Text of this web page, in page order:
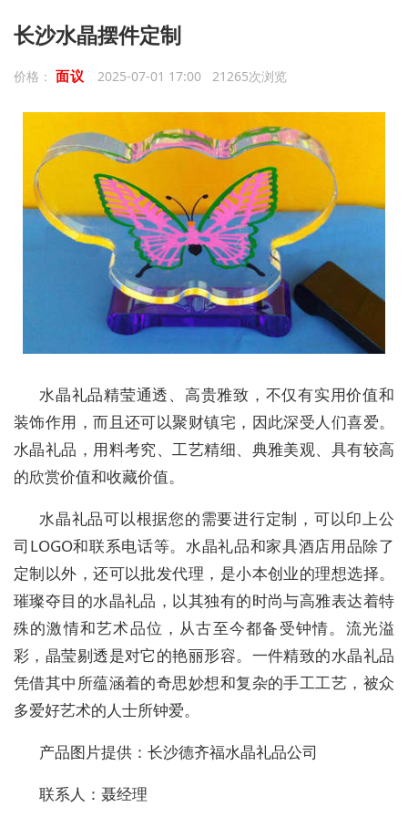
长沙水晶摆件定制
价格： 面议 2025-07-01 17:00 21265次浏览
水晶礼品精莹通透、高贵雅致，不仅有实用价值和
装饰作用，而且还可以聚财镇宅，因此深受人们喜爱。
水晶礼品，用料考究、工艺精细、典雅美观、具有较高
的欣赏价值和收藏价值。
水晶礼品可以根据您的需要进行定制，可以印上公
司LOGO和联系电话等。水晶礼品和家具酒店用品除了
定制以外，还可以批发代理，是小本创业的理想选择。
璀璨夺目的水晶礼品，以其独有的时尚与高雅表达着特
殊的激情和艺术品位，从古至今都备受钟情。流光溢
彩，晶莹剔透是对它的艳丽形容。一件精致的水晶礼品
凭借其中所蕴涵着的奇思妙想和复杂的手工工艺，被众
多爱好艺术的人士所钟爱。
产品图片提供：长沙德齐福水晶礼品公司
联系人：聂经理